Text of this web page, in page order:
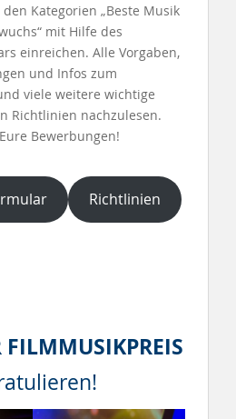
Kategorien „Beste Musik
mit Hilfe des
einreichen. Alle Vorgaben,
und Infos zum
viele weitere wichtige
Richtlinien nachzulesen.
Bewerbungen!
Richtlinien
FILMMUSIKPREIS